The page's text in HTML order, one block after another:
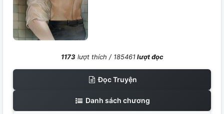
1173 lượt thích / 185461lượt đọc
Đọc Truyện
Danh sách chương